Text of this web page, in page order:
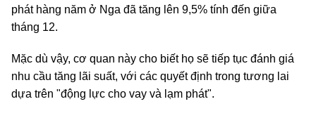
phát hàng năm ở Nga đã tăng lên 9,5% tính đến giữa
tháng 12.
Mặc dù vậy, cơ quan này cho biết họ sẽ tiếp tục đánh giá
nhu cầu tăng lãi suất, với các quyết định trong tương lai
dựa trên "động lực cho vay và lạm phát".